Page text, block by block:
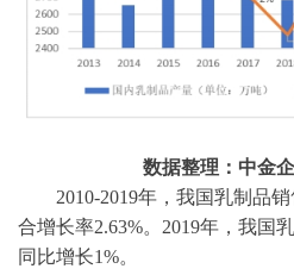
数据整理：中金
2010-2019年，我国乳制品
合增长率2.63%。2019年，我国
同比增长1%。